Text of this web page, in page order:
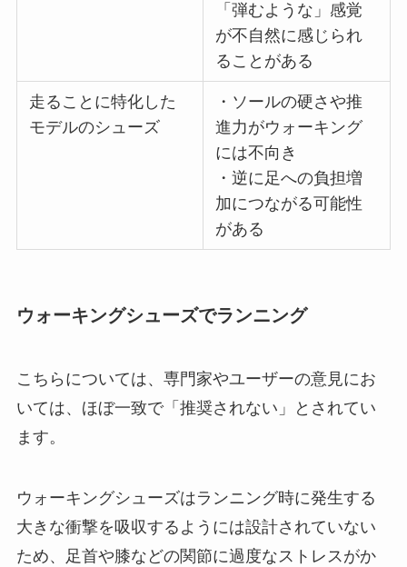
「弾むような」感覚
が不自然に感じられ
ることがある
走ることに特化した
モデルのシューズ
・ソールの硬さや推
進力がウォーキング
には不向き
・逆に足への負担増
加につながる可能性
がある
ウォーキングシューズでランニング
こちらについては、専門家やユーザーの意見にお
いては、ほぼ一致で「推奨されない」とされてい
ます。
ウォーキングシューズはランニング時に発生する
大きな衝撃を吸収するようには設計されていない
ため、足首や膝などの関節に過度なストレスがか